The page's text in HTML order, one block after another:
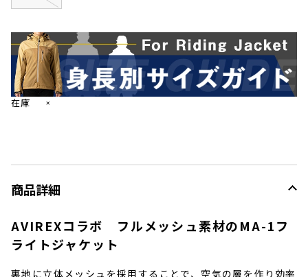
在庫 ×
商品詳細
AVIREXコラボ フルメッシュ素材のMA-1フ
ライトジャケット
裏地に立体メッシュを採用することで、空気の層を作り効率